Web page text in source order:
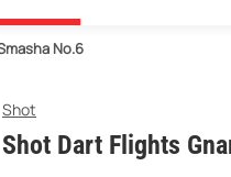
No.6
Shot
Shot Dart Flights